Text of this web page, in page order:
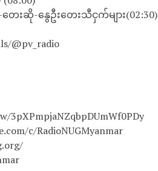
းဆို-နွေဦးတေးသီငှက်များ(02:30)
@pv_radio
3pXPmpjaNZqbpDUmWf0PDy
c/RadioNUGMyanmar